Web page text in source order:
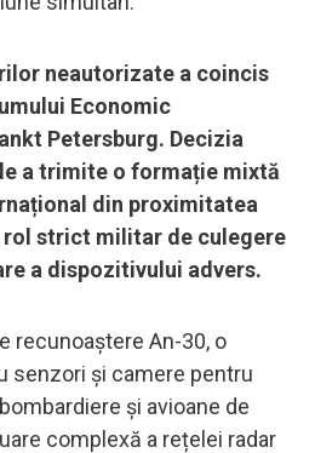
neautorizate a coincis
Economic
Petersburg. Decizia
a trimite o formație mixtă
din proximitatea
strict militar de culegere
a dispozitivului advers.
recunoaștere An-30, o
senzori și camere pentru
și avioane de
complexă a rețelei radar